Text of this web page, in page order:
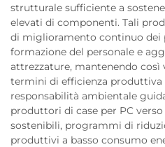
strutturale sufficiente a
elevati di componenti. Tali
di miglioramento continuo dei
formazione del personale e
attrezzature, mantenendo
termini di efficienza produttiva
responsabilità ambientale
produttori di case per PC
sostenibili, programmi di
produttivi a basso consumo